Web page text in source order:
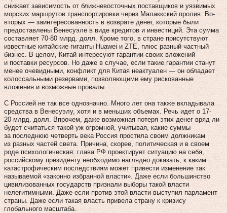
снижает зависимость от ближневосточных поставщиков и уязвимых
морских маршрутов транспортировки через Малаккский пролив. Во-
вторых — заинтересованность в возврате денег, которые были
предоставлены Венесуэле в виде кредитов и инвестиций. Эта сумма
составляет 70-80 млрд. долл. Кроме того, в стране присутствуют
известные китайские гиганты Huawei и ZTE, плюс разный частный
бизнес. В целом, Китай интересуют гарантии своих вложений
и поставки ресурсов. Но даже в случае, если такие гарантии станут
менее очевидными, конфликт для Китая неактуален — он обладает
колоссальными резервами, позволяющими ему рискованные
вложения и возможные провалы.
С Россией не так все однозначно. Много лет она также вкладывала
средства в Венесуэлу, хотя и в меньших объемах. Речь идет о 17-
20 млрд. долл. Впрочем, даже возможная потеря этих денег вряд ли
будет считаться такой уж огромной, учитывая, какие суммы
за последнюю четверть века Россия простила своим должникам
из разных частей света. Причина, скорее, политическая и в своем
роде психологическая: глава РФ проектирует ситуацию на себя,
российскому президенту необходимо наглядно доказать, к каким
катастрофическим последствиям может привести изменение так
называемой «законно избранной власти». Даже если большинство
цивилизованных государств признали выборы такой власти
нелегитимными. Даже если против этой власти выступил парламент
страны. Даже если такая власть привела страну к кризису
глобального масштаба.